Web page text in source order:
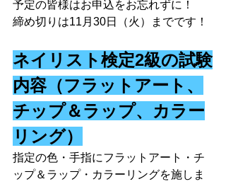
予定の皆様はお申込をお忘れずに！
締め切りは11月30日（火）までです！
ネイリスト検定2級の試験
内容（フラットアート、
チップ＆ラップ、カラー
リング）
指定の色・手指にフラットアート・チ
ップ＆ラップ・カラーリングを施しま